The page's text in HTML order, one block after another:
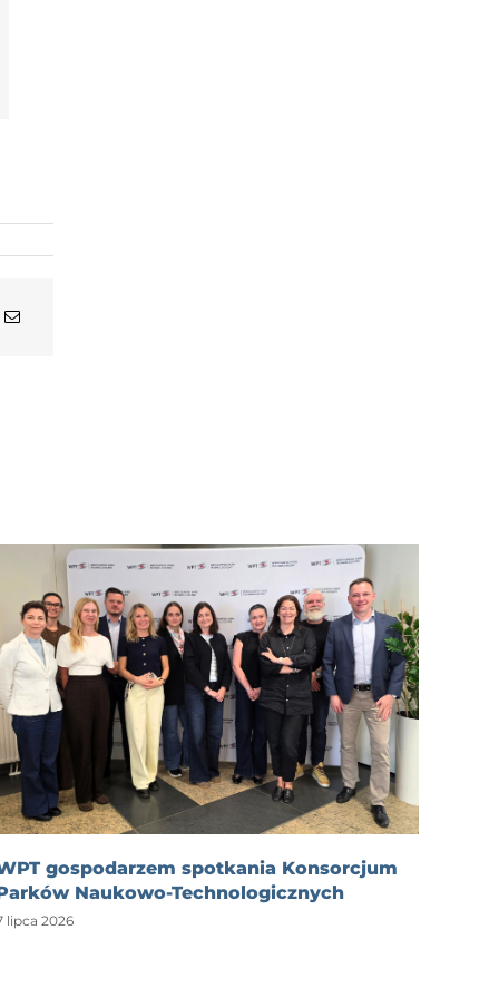
gospodarzem spotkania Konsorcjum
Naukowo-Technologicznych
lipca 2026